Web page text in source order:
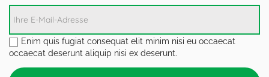
Enim quis fugiat consequat elit minim nisi eu occaecat
occaecat deserunt aliquip nisi ex deserunt.